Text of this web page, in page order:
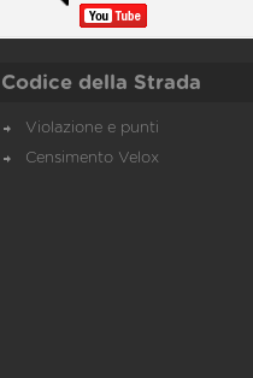
Codice della Strada
Violazione e punti
Censimento Velox